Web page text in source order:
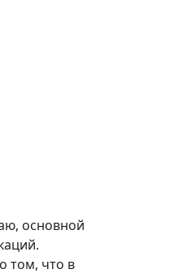
основной
том, что в